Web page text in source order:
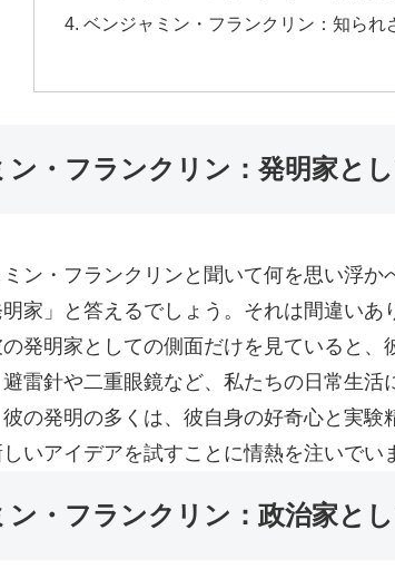
ベンジャミン・フランクリン：知られ
・フランクリン：発明家と
ン・フランクリンと聞いて何を思い浮か
家」と答えるでしょう。それは間違い
発明家としての側面だけを見ていると、
雷針や二重眼鏡など、私たちの日常生活
の発明の多くは、彼自身の好奇心と実
いアイデアを試すことに情熱を注いでい
・フランクリン：政治家と